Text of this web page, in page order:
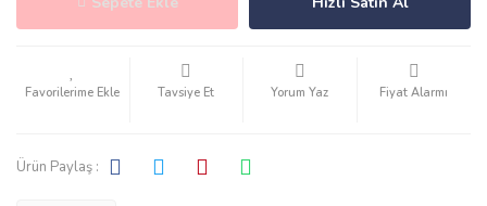
Tavsiye Et Yorum Yaz Fiyat Alarmı
Ürün Paylaş :